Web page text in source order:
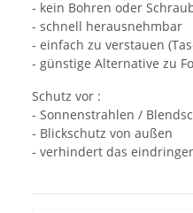
- kein Bohren oder
- schnell herausnehmbar
- einfach zu verstauen
- günstige Alternative zu
Schutz vor :
- Sonnenstrahlen /
- Blickschutz von außen
- verhindert das